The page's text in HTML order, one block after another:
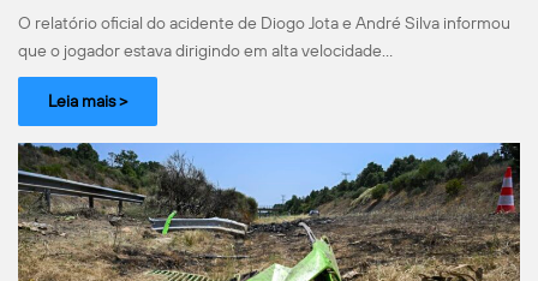
O relatório oficial do acidente de Diogo Jota e André Silva informou
que o jogador estava dirigindo em alta velocidade…
Leia mais >